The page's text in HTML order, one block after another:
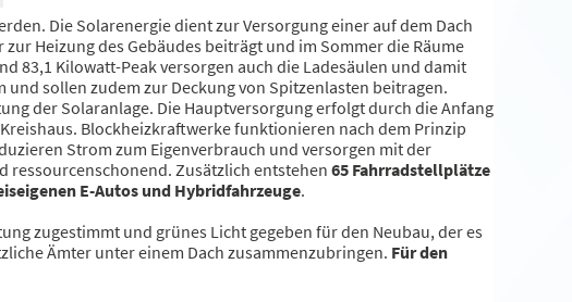
Die Solarenergie dient zur Versorgung einer auf dem Dach
Heizung des Gebäudes beiträgt und im Sommer die Räume
83,1 Kilowatt-Peak versorgen auch die Ladesäulen und damit
sollen zudem zur Deckung von Spitzenlasten beitragen.
der Solaranlage. Die Hauptversorgung erfolgt durch die Anfang
Blockheizkraftwerke funktionieren nach dem Prinzip
Strom zum Eigenverbrauch und versorgen mit der
ressourcenschonend. Zusätzlich entstehen 65 Fahrradstellplätze
E-Autos und Hybridfahrzeuge.
zugestimmt und grünes Licht gegeben für den Neubau, der es
Ämter unter einem Dach zusammenzubringen. Für den